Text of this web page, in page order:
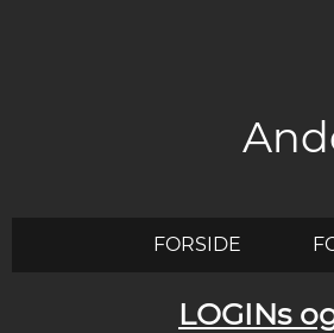
FORSIDE
LOGINs